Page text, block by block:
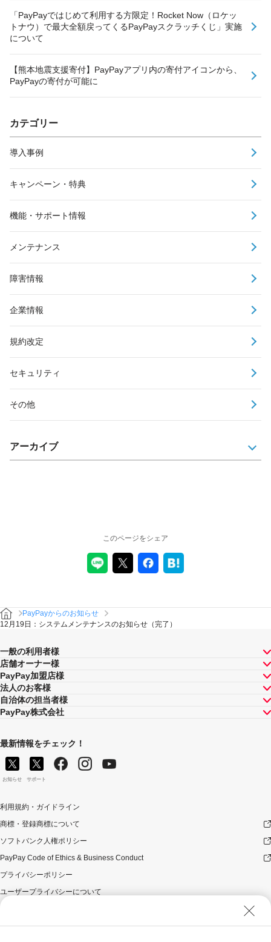
「PayPayではじめて利用する方限定！Rocket Now（ロケッ
トナウ）で最大全額戻ってくるPayPayスクラッチくじ」実施
について
【熊本地震支援寄付】PayPayアプリ内の寄付アイコンから、
PayPayの寄付が可能に
カテゴリー
導入事例
キャンペーン・特典
機能・サポート情報
メンテナンス
障害情報
企業情報
規約改定
セキュリティ
その他
アーカイブ
このページをシェア
PayPayからのお知らせ
12月19日：システムメンテナンスのお知らせ（完了）
一般の利用者様
店舗オーナー様
PayPay加盟店様
法人のお客様
自治体の担当者様
PayPay株式会社
最新情報をチェック！
お知らせ サポート
利用規約・ガイドライン
商標・登録商標について
ソフトバンク人権ポリシー
PayPay Code of Ethics & Business Conduct
プライバシーポリシー
ユーザープライバシーについて
ウェブサイト利用規約